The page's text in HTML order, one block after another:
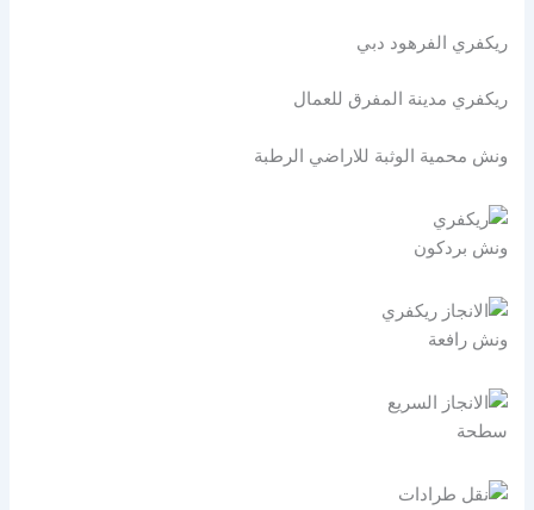
ريكفري الفرهود دبي
ريكفري مدينة المفرق للعمال
ونش محمية الوثبة للاراضي الرطبة
ونش بردكون
ونش رافعة
سطحة